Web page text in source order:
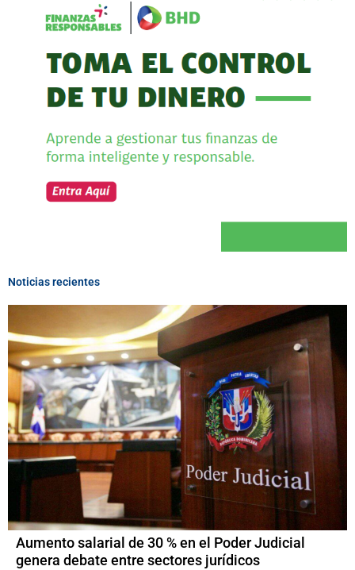
Noticias recientes
Aumento salarial de 30 % en el Poder Judicial
genera debate entre sectores jurídicos